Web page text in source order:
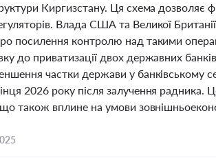
Киргизстану. Ця схема дозволяє
Влада США та Великої
посилення контролю над такими
до приватизації двох державних
частки держави у
2026 року після залучення радника.
також вплине на умови